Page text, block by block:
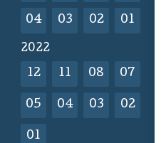
04 03 02 01
2022
12 11 08 07
05 04 03 02
01